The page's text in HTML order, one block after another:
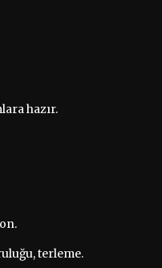
hazır.
terleme.